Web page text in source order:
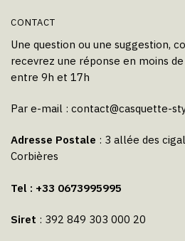
CONTACT
Une question ou une suggestion,
recevrez une réponse en moins
entre 9h et 17h
Par e-mail : contact@casquette-
Adresse Postale : 3 allée des
Corbières
Tel : +33 0673995995
Siret : 392 849 303 000 20